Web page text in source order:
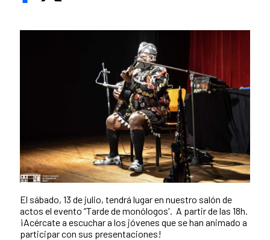
El sábado, 13 de julio, tendrá lugar en nuestro salón de
actos el evento “Tarde de monólogos'. A partir de las 18h.
¡Acércate a escuchar a los jóvenes que se han animado a
participar con sus presentaciones!